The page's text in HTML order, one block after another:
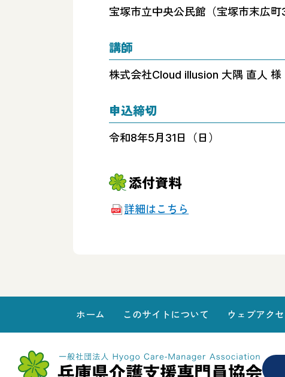
宝塚市立中央公民館（宝塚市末広町
講師
株式会社Cloud illusion 大隅 直人 様
申込締切
令和8年5月31日（日）
添付資料
詳細はこちら
ホーム このサイトについて ウェブアク